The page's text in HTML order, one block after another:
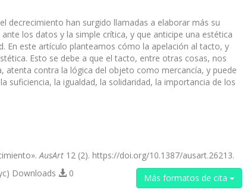
decrecimiento han surgido llamadas a elaborar más su
los datos y la simple crítica, y que anticipe una estética
En este artículo planteamos cómo la apelación al tacto, y
Esto se debe a que el tacto, entre otras cosas, nos
atenta contra la lógica del objeto como mercancía, y puede
suficiencia, la igualdad, la solidaridad, la importancia de los
AusArt 12 (2). https://doi.org/10.1387/ausart.26213.
Más formatos de cita
Downloads 0